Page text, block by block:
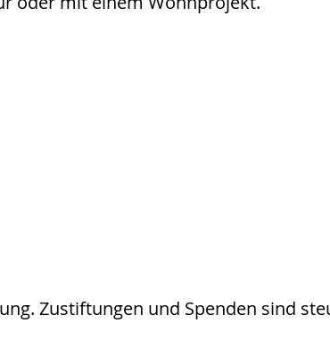
Zustiftungen und Spenden sind